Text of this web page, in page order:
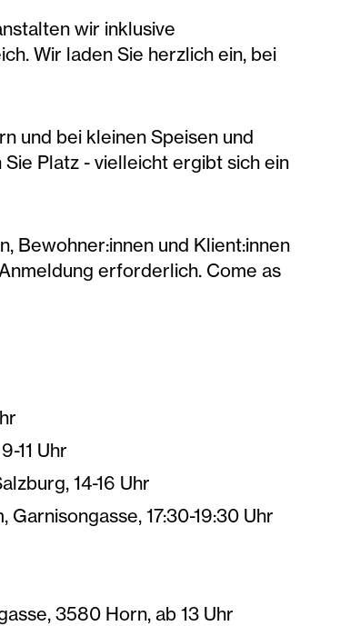
wir inklusive
Wir laden Sie herzlich ein, bei
und bei kleinen Speisen und
Platz - vielleicht ergibt sich ein
Bewohner:innen und Klient:innen
erforderlich. Come as
11 Uhr
14-16 Uhr
17:30-19:30 Uhr
3580 Horn, ab 13 Uhr